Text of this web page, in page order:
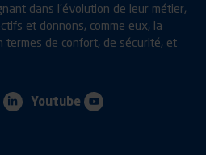
dans l’évolution de leur métier,
et donnons, comme eux, la
termes de confort, de sécurité, et
Youtube